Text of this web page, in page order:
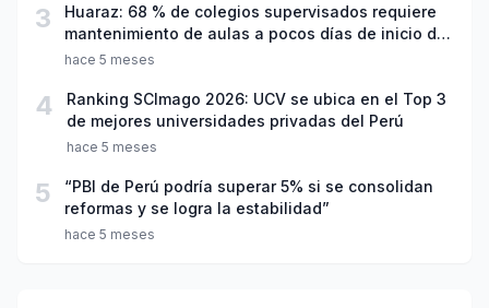
3
Huaraz: 68 % de colegios supervisados requiere
mantenimiento de aulas a pocos días de inicio del
año escolar 2026
hace 5 meses
4
Ranking SCImago 2026: UCV se ubica en el Top 3
de mejores universidades privadas del Perú
hace 5 meses
5
“PBI de Perú podría superar 5% si se consolidan
reformas y se logra la estabilidad”
hace 5 meses